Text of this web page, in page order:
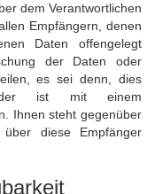
dem Verantwortlichen
Empfängern, denen
Daten offengelegt
der Daten oder
es sei denn, dies
ist mit einem
Ihnen steht gegenüber
diese Empfänger